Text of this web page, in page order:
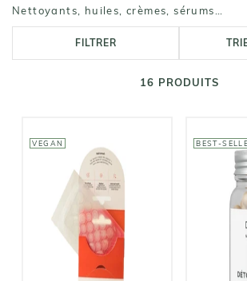
Nettoyants, huiles, crèmes, sérums…
FILTRER
16 PRODUITS
VEGAN
SKIN AND OUT
CLEAR OUT -
BEST-